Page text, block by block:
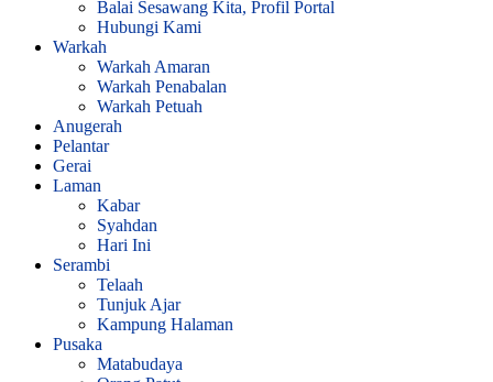
Balai Sesawang Kita, Profil Portal
Hubungi Kami
Warkah
Warkah Amaran
Warkah Penabalan
Warkah Petuah
Anugerah
Pelantar
Gerai
Laman
Kabar
Syahdan
Hari Ini
Serambi
Telaah
Tunjuk Ajar
Kampung Halaman
Pusaka
Matabudaya